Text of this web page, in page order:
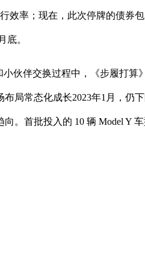
效率；现在，此次停牌的债券
底。
伴交换过程中，《步履打算
常态化成长2023年1月，仍下
。首批投入的 10 辆 Model Y 车